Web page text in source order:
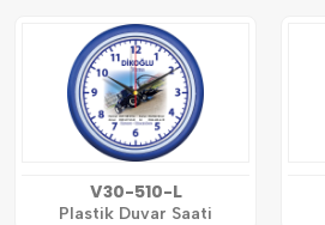
V30-510-L
Plastik Duvar Saati